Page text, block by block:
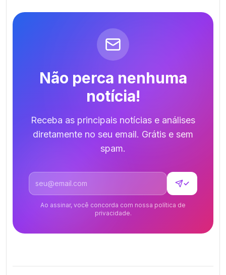
Não perca nenhuma
notícia!
Receba as principais notícias e análises
diretamente no seu email. Grátis e sem
spam.
Endereço de email
✓
Ao assinar, você concorda com nossa política de
privacidade.